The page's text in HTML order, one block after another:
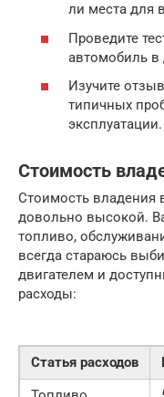
ли места для
Проведите
автомобиль
Изучите
типичных
эксплуатации.
Стоимость
Стоимость
довольно высокой.
топливо,
всегда стараюсь
двигателем и
расходы:
Статья расходов